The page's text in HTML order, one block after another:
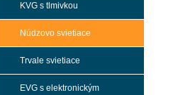
KVG s tlmivkou
Núdzovo svietiace
Trvale svietiace
EVG s elektronickým